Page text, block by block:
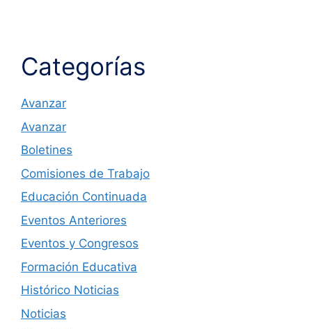
Categorías
Avanzar
Avanzar
Boletines
Comisiones de Trabajo
Educación Continuada
Eventos Anteriores
Eventos y Congresos
Formación Educativa
Histórico Noticias
Noticias